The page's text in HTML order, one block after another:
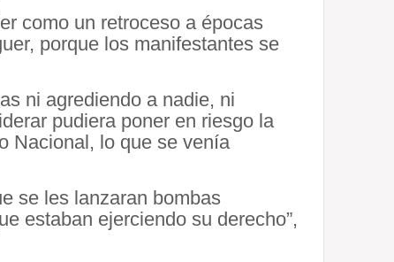
como un retroceso a épocas
porque los manifestantes se
ni agrediendo a nadie, ni
pudiera poner en riesgo la
Nacional, lo que se venía
se les lanzaran bombas
estaban ejerciendo su derecho”,